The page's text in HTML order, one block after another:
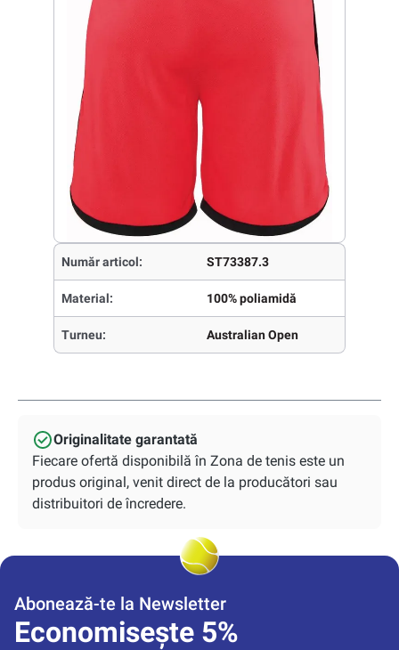
Număr articol: ST73387.3
Material: 100% poliamidă
Turneu: Australian Open
Originalitate garantată
Fiecare ofertă disponibilă în Zona de tenis este un
produs original, venit direct de la producători sau
distribuitori de încredere.
Abonează-te la Newsletter
Economisește 5%